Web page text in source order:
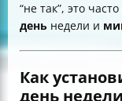
“не так”, это
день недели и
Как
день недели